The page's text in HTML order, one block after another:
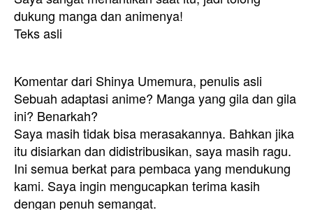
dukung manga dan animenya!
Teks asli
Komentar dari Shinya Umemura, penulis asli
Sebuah adaptasi anime? Manga yang gila dan gila
ini? Benarkah?
Saya masih tidak bisa merasakannya. Bahkan jika
itu disiarkan dan didistribusikan, saya masih ragu.
Ini semua berkat para pembaca yang mendukung
kami. Saya ingin mengucapkan terima kasih
dengan penuh semangat.